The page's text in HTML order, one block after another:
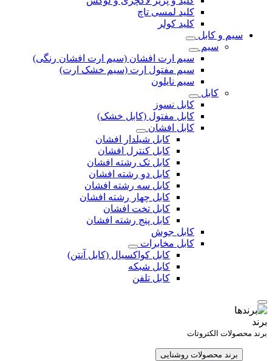
کلید لمسی تاچ
کلید کولر
سیم و کابل
سیم
سیم ارت افشان (سیم ارت افشان رنگی)
سیم مفتول ارت (سیم خشک ارت)
سیم نایلون
کابل
کابل نسوز
کابل مفتول (کابل خشک)
کابل افشان
کابل شیلدار افشان
کابل کنترل افشان
کابل تک رشته افشان
کابل دو رشته افشان
کابل سه رشته افشان
کابل چهار رشته افشان
کابل تخت افشان
کابل پنج رشته افشان
کابل جوش
کابل مخابرات
کابل کواکسیال (کابل آنتن)
کابل شبکه
کابل تلفن
برند
برند محصولات الکتروتات
برند محصولات روشنایی